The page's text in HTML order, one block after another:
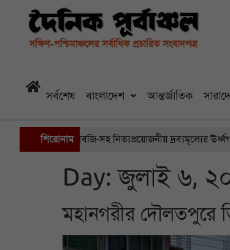
সর্বশেষ বাংলাদেশ আন্তর্জাতিক
শিরোনাম
সবজি-সহ নিত্যপ্রয়োজনীয় দ্রব্যমূল্যের ঊর্ধ্বগতি, চরম
Day:জুলাই ৬,
মহানগরীর দৌলতপুরে